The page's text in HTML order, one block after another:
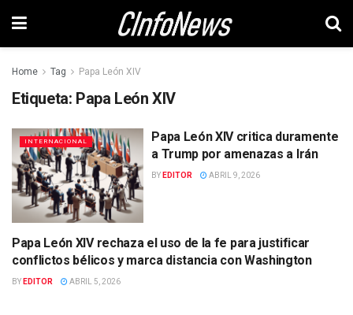
Home Tag Papa León XIV
Etiqueta: Papa León XIV
INTERNACIONAL
Papa León XIV critica duramente
a Trump por amenazas a Irán
BY EDITOR ABRIL 9, 2026
INTERNACIONAL
Papa León XIV rechaza el uso de la fe para justificar
conflictos bélicos y marca distancia con Washington
BY EDITOR ABRIL 5, 2026